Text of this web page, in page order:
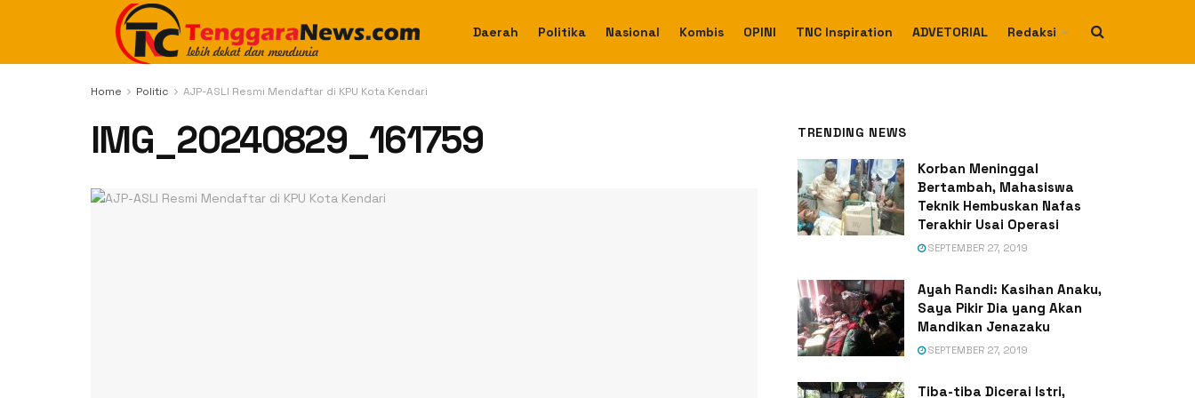
Daerah Politika Nasional Kombis OPINI TNC Inspiration ADVETORIAL Redaksi
Home Politic AJP-ASLI Resmi Mendaftar di KPU Kota Kendari
IMG_20240829_161759 TRENDING NEWS
Korban Meninggal
Bertambah, Mahasiswa
Teknik Hembuskan Nafas
Terakhir Usai Operasi
SEPTEMBER 27, 2019
Ayah Randi: Kasihan Anaku,
Saya Pikir Dia yang Akan
Mandikan Jenazaku
SEPTEMBER 27, 2019
Tiba-tiba Dicerai Istri,